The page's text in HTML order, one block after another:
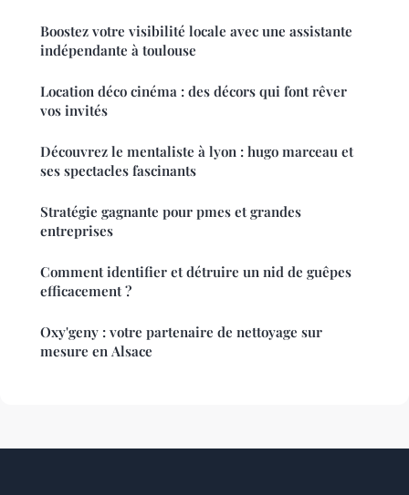
Boostez votre visibilité locale avec une assistante
indépendante à toulouse
Location déco cinéma : des décors qui font rêver
vos invités
Découvrez le mentaliste à lyon : hugo marceau et
ses spectacles fascinants
Stratégie gagnante pour pmes et grandes
entreprises
Comment identifier et détruire un nid de guêpes
efficacement ?
Oxy'geny : votre partenaire de nettoyage sur
mesure en Alsace